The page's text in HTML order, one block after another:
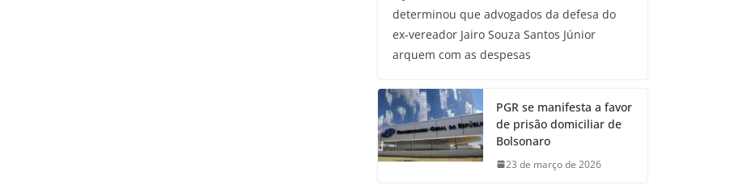
determinou que advogados da defesa do
ex-vereador Jairo Souza Santos Júnior
arquem com as despesas
PGR se manifesta a favor
de prisão domiciliar de
Bolsonaro
23 de março de 2026